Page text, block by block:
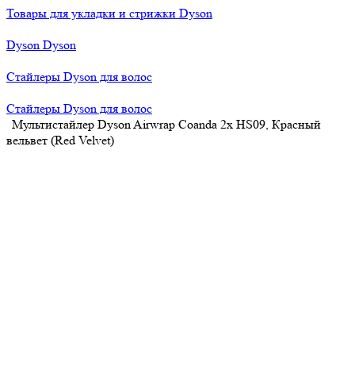
Товары для укладки и стрижки Dyson
Dyson Dyson
Стайлеры Dyson для волос
Стайлеры Dyson для волос
Мультистайлер Dyson Airwrap Coanda 2x HS09, Красный
вельвет (Red Velvet)